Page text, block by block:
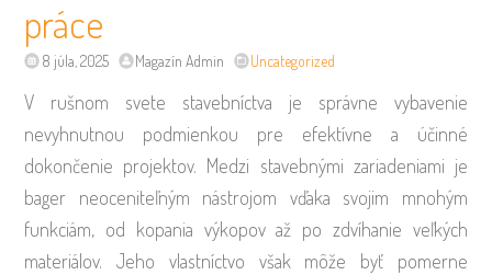
práce
8 júla, 2025 Magazín Admin Uncategorized
V rušnom svete stavebníctva je správne vybavenie
nevyhnutnou podmienkou pre efektívne a účinné
dokončenie projektov. Medzi stavebnými zariadeniami je
bager neoceniteľným nástrojom vďaka svojim mnohým
funkciám, od kopania výkopov až po zdvíhanie veľkých
materiálov. Jeho vlastníctvo však môže byť pomerne